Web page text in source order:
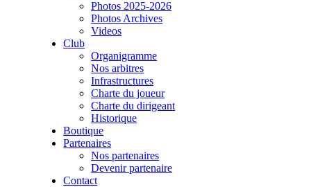
Photos 2025-2026
Photos Archives
Videos
Club
Organigramme
Nos arbitres
Infrastructures
Charte du joueur
Charte du dirigeant
Historique
Boutique
Partenaires
Nos partenaires
Devenir partenaire
Contact